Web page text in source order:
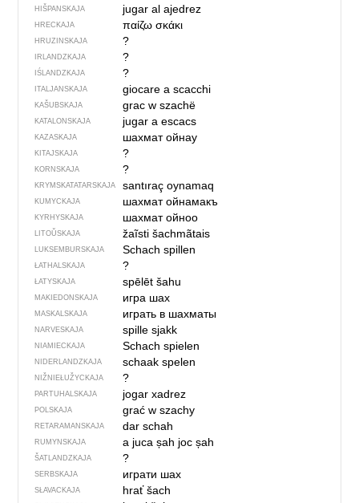
HIŠPANSKAJA jugar al ajedrez
HRECKAJA παίζω σκάκι
HRUZINSKAJA ?
IRLANDZKAJA ?
IŚLANDZKAJA ?
ITALJANSKAJA giocare a scacchi
KAŠUBSKAJA grac w szachë
KATALONSKAJA jugar a escacs
KAZASKAJA шахмат ойнау
KITAJSKAJA ?
KORNSKAJA ?
KRYMSKA­TATARSKAJA santıraç oynamaq
KUMYCKAJA шахмат ойнамакъ
KYRHYSKAJA шахмат ойноо
LITOŬSKAJA žaĩsti šachmãtais
LUKSEMBURSKAJA Schach spillen
ŁATHALSKAJA ?
ŁATYSKAJA spēlēt šahu
MAKIEDONSKAJA игра шах
MASKALSKAJA играть в шахматы
NARVESKAJA spille sjakk
NIAMIECKAJA Schach spielen
NIDERLANDZKAJA schaak spelen
NIŽNIEŁUŽYCKAJA ?
PARTUHALSKAJA jogar xadrez
POLSKAJA grać w szachy
RETARAMANSKAJA dar schah
RUMYNSKAJA a juca șah joc șah
ŠATLANDZKAJA ?
SERBSKAJA играти шах
SŁAVACKAJA hrať šach